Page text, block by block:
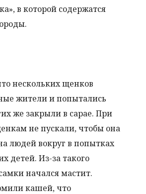
в которой содержатся
нескольких щенков
жители и попытались
же закрыли в сарае. При
не пускали, чтобы она
людей вокруг в попытках
детей. Из-за такого
начался мастит.
кашей, что